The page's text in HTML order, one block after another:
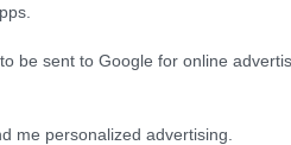
be sent to Google for online
me personalized advertising.